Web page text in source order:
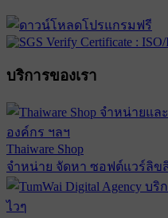
บริการของเรา
Thaiware Shop
จำหน่าย จัดหา ซอฟต์แวร์ลิข